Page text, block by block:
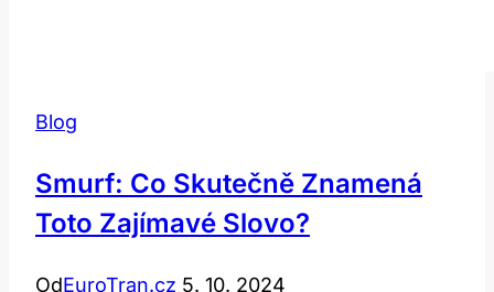
Blog
Smurf: Co Skutečně Znamená
Toto Zajímavé Slovo?
OdEuroTran.cz 5. 10. 2024